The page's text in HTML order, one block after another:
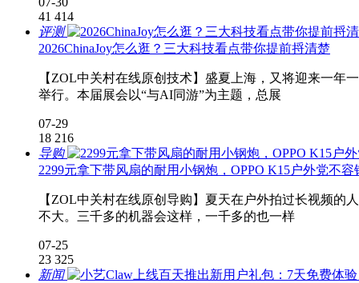
41 414
评测
2026ChinaJoy怎么逛？三大科技看点带你提前捋清楚
【ZOL中关村在线原创技术】盛夏上海，又将迎来一年
举行。本届展会以“与AI同游”为主题，总展
07-29
18 216
导购
2299元拿下带风扇的耐用小钢炮，OPPO K15户外党不容
【ZOL中关村在线原创导购】夏天在户外拍过长视频
不大。三千多的机器会这样，一千多的也一样
07-25
23 325
新闻